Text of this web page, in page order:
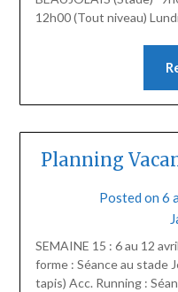
12h00 (Tout niveau)
Planning
Posted on 6
SEMAINE 15 : 6 au 12
forme : Séance au stade
tapis) Acc. Running :